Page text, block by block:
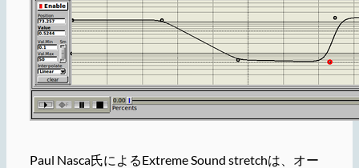
Paul Nasca氏によるExtreme Sound stretchは、オー